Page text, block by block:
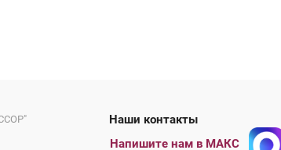
Наши
Напишите нам в МАКС